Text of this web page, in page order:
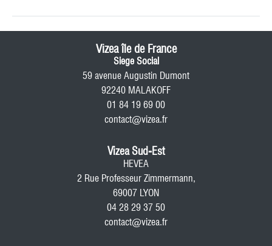
Vizea île de France
Siege Social
59 avenue Augustin Dumont
92240 MALAKOFF
01 84 19 69 00
contact@vizea.fr
Vizea Sud-Est
HEVEA
2 Rue Professeur Zimmermann,
69007 LYON
04 28 29 37 50
contact@vizea.fr